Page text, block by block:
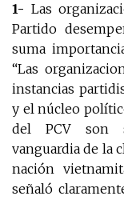
1- Las
Partido
suma
“Las
instancias
y el núcleo
del PCV son
vanguardia de la
nación
señaló